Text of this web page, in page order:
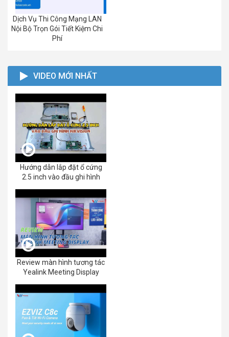
Dịch Vụ Thi Công Mạng LAN
Nội Bộ Trọn Gói Tiết Kiệm Chi
Phí
VIDEO MỚI NHẤT
Hướng dẫn lắp đặt ổ cứng
2.5 inch vào đầu ghi hình
Review màn hình tương tác
Yealink Meeting Display